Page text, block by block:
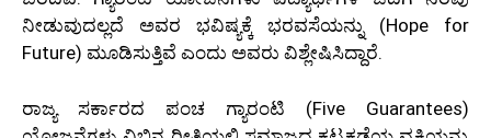
ನೀಡುವುದಲ್ಲದೆ ಅವರ ಭವಿಷ್ಯಕ್ಕೆ ಭರವಸೆಯನ್ನು (Hope for
Future) ಮೂಡಿಸುತ್ತಿವೆ ಎಂದು ಅವರು ವಿಶ್ಲೇಷಿಸಿದ್ದಾರೆ.
ರಾಜ್ಯ ಸರ್ಕಾರದ ಪಂಚ ಗ್ಯಾರಂಟಿ (Five Guarantees)